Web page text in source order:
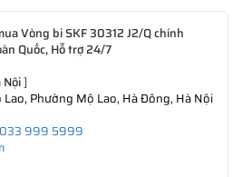
Vòng bi SKF 30312 J2/Q chính
Quốc, Hỗ trợ 24/7
]
Lao, Phường Mộ Lao, Hà Đông, Hà Nội
033 999 5999